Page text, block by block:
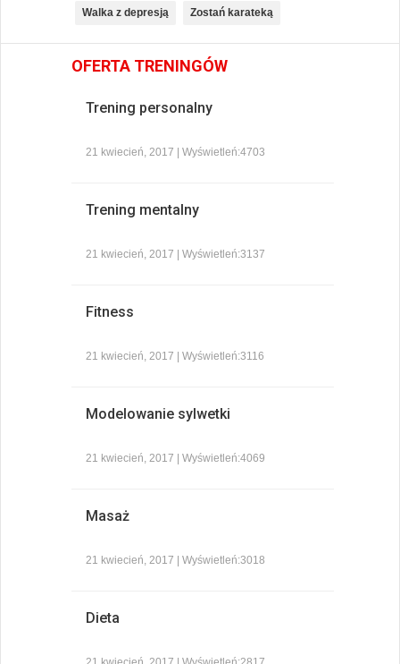
Walka z depresją Zostań karateką
OFERTA TRENINGÓW
Trening personalny
21 kwiecień, 2017 | Wyświetleń:4703
Trening mentalny
21 kwiecień, 2017 | Wyświetleń:3137
Fitness
21 kwiecień, 2017 | Wyświetleń:3116
Modelowanie sylwetki
21 kwiecień, 2017 | Wyświetleń:4069
Masaż
21 kwiecień, 2017 | Wyświetleń:3018
Dieta